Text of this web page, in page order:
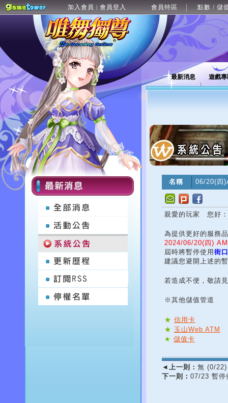
加入會員 | 會員登入 會員特區 點數 / 儲
最新消息 遊戲
名稱 06/20(四
親愛的玩家 您好：
為提供更好的服務
2024/06/20(四)
屆時將暫停使用 街
建議您避開上述的
若造成不便，敬請
※其他儲值管道
★ 信用卡
★ 玉山Web ATM
★ 儲值卡
◄ 上一則： 無 (0/22)
下一則： 07/23 暫停